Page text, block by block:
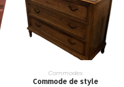
Commodes
Commode de style